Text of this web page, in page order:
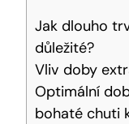
Jak dlouho
důležité?
Vliv doby
Optimální
bohaté chuti